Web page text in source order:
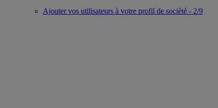
Ajouter vos utilisateurs à votre profil de société - 2/9